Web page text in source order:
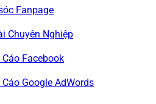
Fanpage
Chuyên Nghiệp
Facebook
Google AdWords